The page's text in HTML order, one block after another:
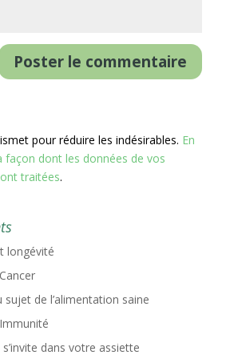
pour réduire les indésirables. En
façon dont les données de vos
traitées.
longévité
sujet de l’alimentation saine
dans votre assiette